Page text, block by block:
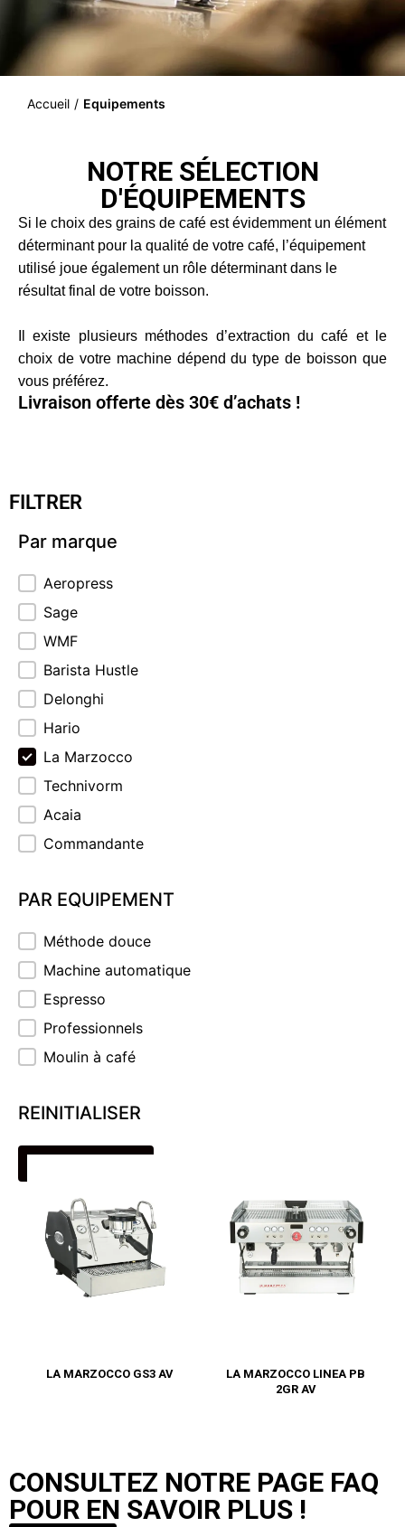
Accueil / Equipements
NOTRE SÉLECTION
D'ÉQUIPEMENTS
Si le choix des grains de café est évidemment un élément
déterminant pour la qualité de votre café, l’équipement
utilisé joue également un rôle déterminant dans le
résultat final de votre boisson.
Il existe plusieurs méthodes d’extraction du café et le
choix de votre machine dépend du type de boisson que
vous préférez.
Livraison offerte dès 30€ d’achats !
FILTRER
Par marque
Par marque
Aeropress
Sage
WMF
Barista Hustle
Delonghi
Hario
La Marzocco
Technivorm
Acaia
Commandante
PAR EQUIPEMENT
PAR EQUIPEMENT
Méthode douce
Machine automatique
Espresso
Professionnels
Moulin à café
REINITIALISER
REINITIALISER
LA MARZOCCO GS3 AV
LA MARZOCCO LINEA PB
2GR AV
CONSULTEZ NOTRE PAGE FAQ
POUR EN SAVOIR PLUS !